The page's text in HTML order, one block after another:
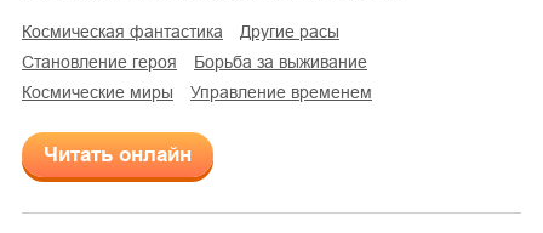
космическая фантастика
другие расы
становление героя
борьба за выживание
космические миры
управление временем
Читать онлайн